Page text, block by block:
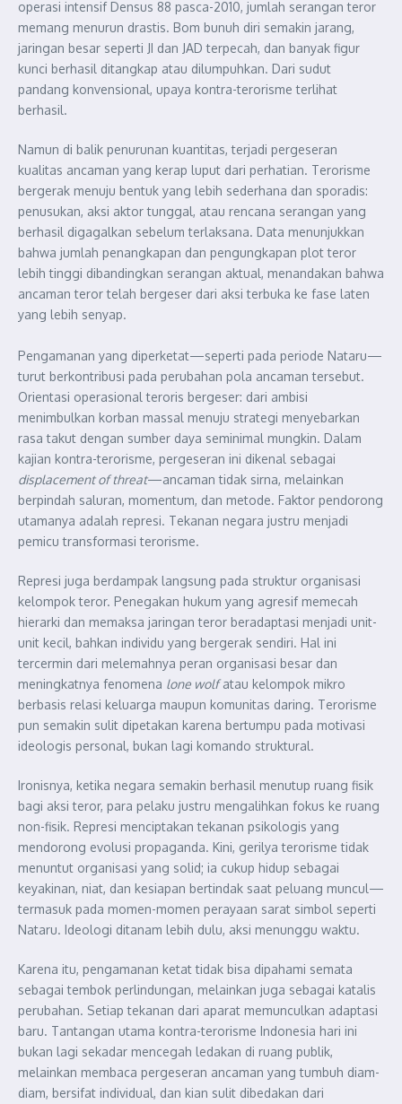
operasi intensif Densus 88 pasca-2010, jumlah serangan teror
memang menurun drastis. Bom bunuh diri semakin jarang,
jaringan besar seperti JI dan JAD terpecah, dan banyak figur
kunci berhasil ditangkap atau dilumpuhkan. Dari sudut
pandang konvensional, upaya kontra-terorisme terlihat
berhasil.
Namun di balik penurunan kuantitas, terjadi pergeseran
kualitas ancaman yang kerap luput dari perhatian. Terorisme
bergerak menuju bentuk yang lebih sederhana dan sporadis:
penusukan, aksi aktor tunggal, atau rencana serangan yang
berhasil digagalkan sebelum terlaksana. Data menunjukkan
bahwa jumlah penangkapan dan pengungkapan plot teror
lebih tinggi dibandingkan serangan aktual, menandakan bahwa
ancaman teror telah bergeser dari aksi terbuka ke fase laten
yang lebih senyap.
Pengamanan yang diperketat—seperti pada periode Nataru—
turut berkontribusi pada perubahan pola ancaman tersebut.
Orientasi operasional teroris bergeser: dari ambisi
menimbulkan korban massal menuju strategi menyebarkan
rasa takut dengan sumber daya seminimal mungkin. Dalam
kajian kontra-terorisme, pergeseran ini dikenal sebagai
displacement of threat—ancaman tidak sirna, melainkan
berpindah saluran, momentum, dan metode. Faktor pendorong
utamanya adalah represi. Tekanan negara justru menjadi
pemicu transformasi terorisme.
Represi juga berdampak langsung pada struktur organisasi
kelompok teror. Penegakan hukum yang agresif memecah
hierarki dan memaksa jaringan teror beradaptasi menjadi unit-
unit kecil, bahkan individu yang bergerak sendiri. Hal ini
tercermin dari melemahnya peran organisasi besar dan
meningkatnya fenomena lone wolfatau kelompok mikro
berbasis relasi keluarga maupun komunitas daring. Terorisme
pun semakin sulit dipetakan karena bertumpu pada motivasi
ideologis personal, bukan lagi komando struktural.
Ironisnya, ketika negara semakin berhasil menutup ruang fisik
bagi aksi teror, para pelaku justru mengalihkan fokus ke ruang
non-fisik. Represi menciptakan tekanan psikologis yang
mendorong evolusi propaganda. Kini, gerilya terorisme tidak
menuntut organisasi yang solid; ia cukup hidup sebagai
keyakinan, niat, dan kesiapan bertindak saat peluang muncul—
termasuk pada momen-momen perayaan sarat simbol seperti
Nataru. Ideologi ditanam lebih dulu, aksi menunggu waktu.
Karena itu, pengamanan ketat tidak bisa dipahami semata
sebagai tembok perlindungan, melainkan juga sebagai katalis
perubahan. Setiap tekanan dari aparat memunculkan adaptasi
baru. Tantangan utama kontra-terorisme Indonesia hari ini
bukan lagi sekadar mencegah ledakan di ruang publik,
melainkan membaca pergeseran ancaman yang tumbuh diam-
diam, bersifat individual, dan kian sulit dibedakan dari